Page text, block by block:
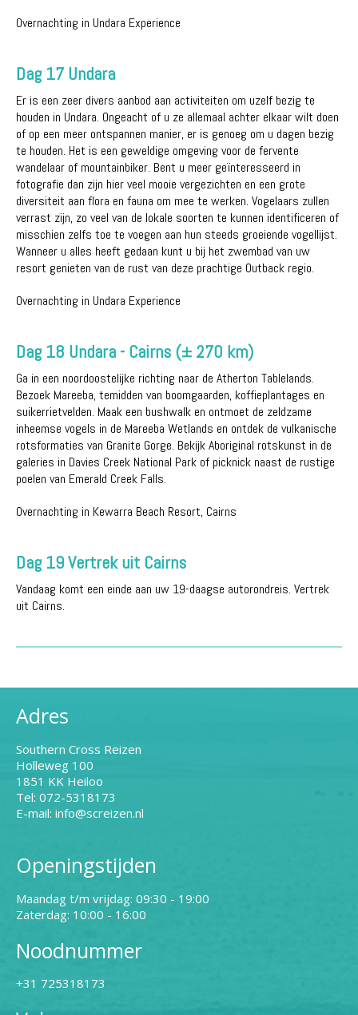
Overnachting in Undara Experience
Dag 17 Undara
Er is een zeer divers aanbod aan activiteiten om uzelf bezig te
houden in Undara. Ongeacht of u ze allemaal achter elkaar wilt doen
of op een meer ontspannen manier, er is genoeg om u dagen bezig
te houden. Het is een geweldige omgeving voor de fervente
wandelaar of mountainbiker. Bent u meer geïnteresseerd in
fotografie dan zijn hier veel mooie vergezichten en een grote
diversiteit aan flora en fauna om mee te werken. Vogelaars zullen
verrast zijn, zo veel van de lokale soorten te kunnen identificeren of
misschien zelfs toe te voegen aan hun steeds groeiende vogellijst.
Wanneer u alles heeft gedaan kunt u bij het zwembad van uw
resort genieten van de rust van deze prachtige Outback regio.
Overnachting in Undara Experience
Dag 18 Undara - Cairns (± 270 km)
Ga in een noordoostelijke richting naar de Atherton Tablelands.
Bezoek Mareeba, temidden van boomgaarden, koffieplantages en
suikerrietvelden. Maak een bushwalk en ontmoet de zeldzame
inheemse vogels in de Mareeba Wetlands en ontdek de vulkanische
rotsformaties van Granite Gorge. Bekijk Aboriginal rotskunst in de
galeries in Davies Creek National Park of picknick naast de rustige
poelen van Emerald Creek Falls.
Overnachting in Kewarra Beach Resort, Cairns
Dag 19 Vertrek uit Cairns
Vandaag komt een einde aan uw 19-daagse autorondreis. Vertrek
uit Cairns.
Adres
Southern Cross Reizen
Holleweg 100
1851 KK Heiloo
Tel: 072-5318173
E-mail: info@screizen.nl
Openingstijden
Maandag t/m vrijdag: 09:30 - 19:00
Zaterdag: 10:00 - 16:00
Noodnummer
+31 725318173